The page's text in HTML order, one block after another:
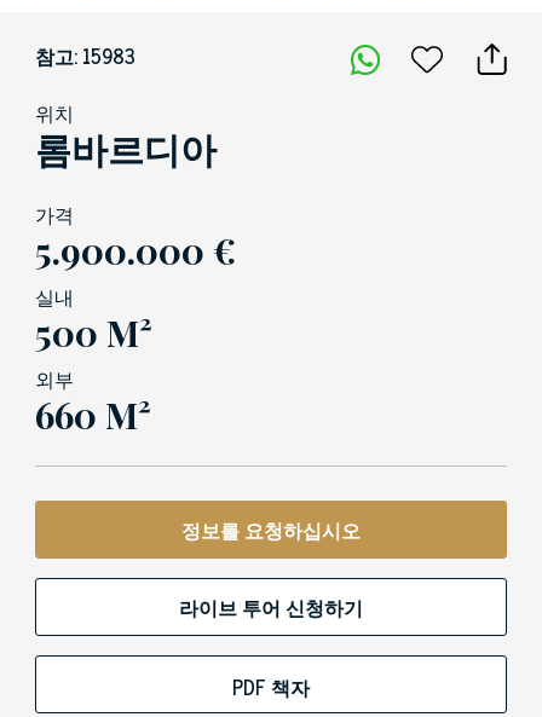
참고: 15983
위치
롬바르디아
가격
5.900.000 €
실내
500 M²
외부
660 M²
정보를 요청하십시오
라이브 투어 신청하기
PDF 책자